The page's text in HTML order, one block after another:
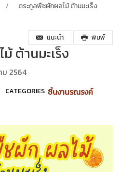
ตระกูลพืชผักผลไม้ ต้านมะเร็ง
แนะนำ พิมพ์
ต้านมะเร็ง
ม 2564
CATEGORIES ชิ้นงานรณรงค์